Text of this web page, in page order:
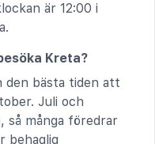
är 12:00 i
Kreta?
den bästa tiden att
Juli och
så många föredrar
behaglig